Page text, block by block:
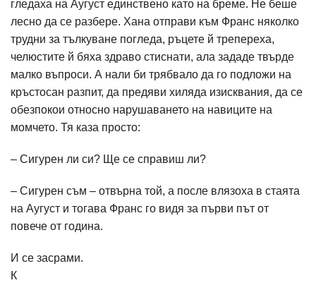
гледаха на Аугуст единствено като на бреме. Не беше
лесно да се разбере. Хана отправи към Франс няколко
трудни за тълкуване погледа, ръцете й трепереха,
челюстите й бяха здраво стиснати, ала зададе твърде
малко въпроси. А нали би трябвало да го подложи на
кръстосан разпит, да предяви хиляда изисквания, да се
обезпокои относно нарушаването на навиците на
момчето. Тя каза просто:
– Сигурен ли си? Ще се справиш ли?
– Сигурен съм – отвърна той, а после влязоха в стаята
на Аугуст и тогава Франс го видя за първи път от
повече от година.
И се засрами.
К